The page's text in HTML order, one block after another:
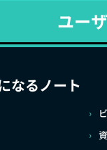
ユー
なるノート